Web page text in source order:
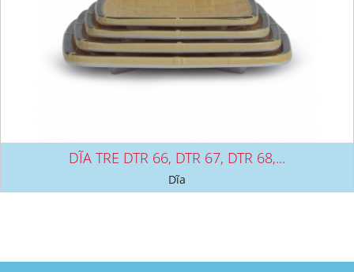
DĨA TRE DTR 66, DTR 67, DTR 68,...
Dĩa